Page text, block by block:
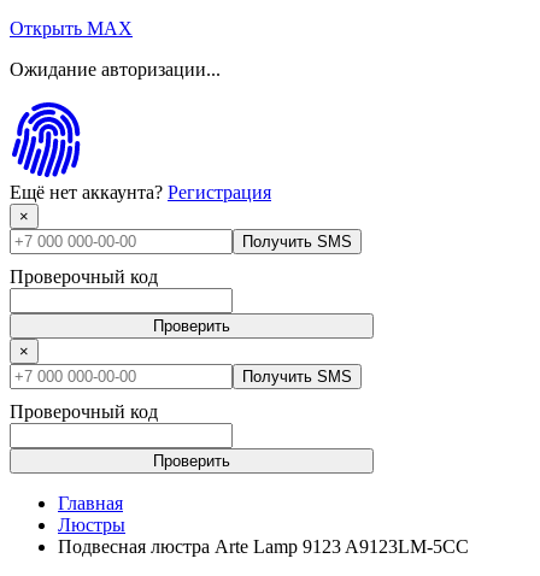
Открыть MAX
Ожидание авторизации...
Ещё нет аккаунта? Регистрация
×
Получить SMS
Проверочный код
Проверить
×
Получить SMS
Проверочный код
Проверить
Главная
Люстры
Подвесная люстра Arte Lamp 9123 A9123LM-5CC